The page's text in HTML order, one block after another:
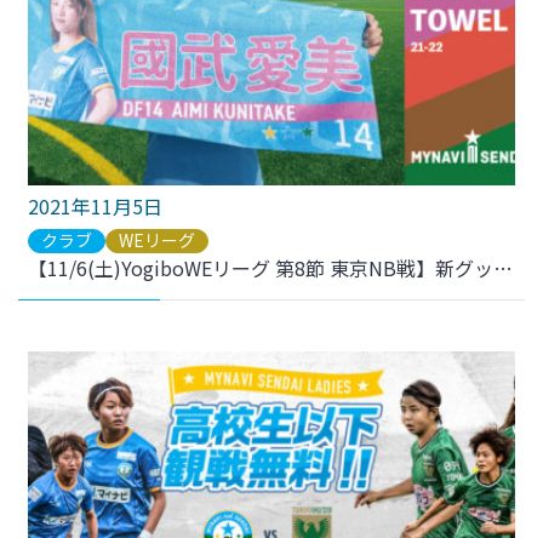
2021年11月5日
クラブ WEリーグ
【11/6(土)YogiboWEリーグ 第8節 東京NB戦】新グッズ発売のお知らせ